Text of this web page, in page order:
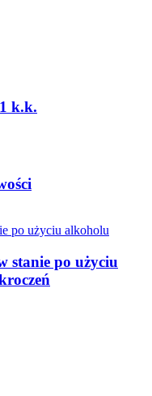
k.k.
stanie po użyciu